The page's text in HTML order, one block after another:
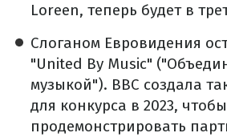
Loreen, теперь будет в
Слоганом Евровидения
"United By Music"
музыкой"). BBC создала
для конкурса в 2023, чтобы
продемонстрировать